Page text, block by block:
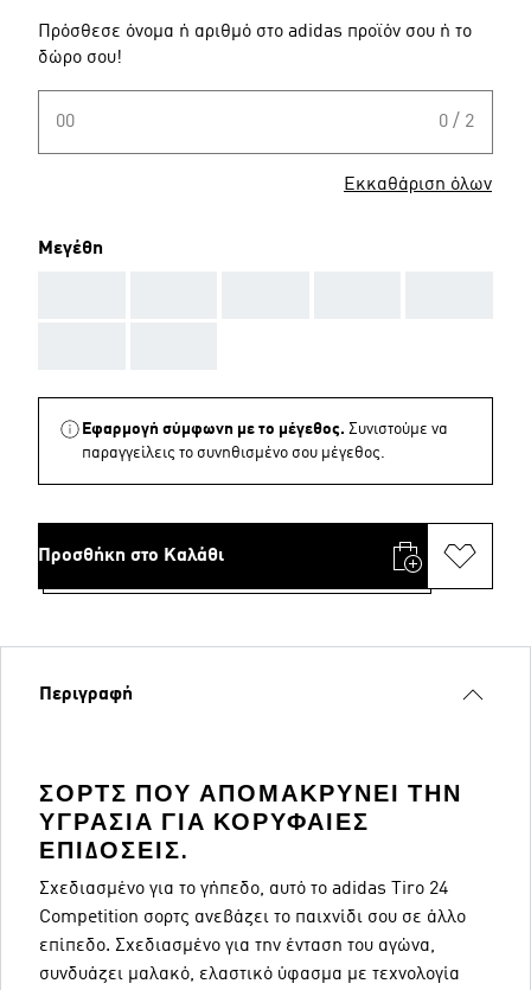
Πρόσθεσε όνομα ή αριθμό στο adidas προϊόν σου ή το
δώρο σου!
00 0 / 2
Εκκαθάριση όλων
Μεγέθη
Εφαρμογή σύμφωνη με το μέγεθος. Συνιστούμε να
παραγγείλεις το συνηθισμένο σου μέγεθος.
Προσθήκη στο Καλάθι
Περιγραφή
ΣΟΡΤΣ ΠΟΥ ΑΠΟΜΑΚΡΎΝΕΙ ΤΗΝ
ΥΓΡΑΣΊΑ ΓΙΑ ΚΟΡΥΦΑΊΕΣ
ΕΠΙΔΌΣΕΙΣ.
Σχεδιασμένο για το γήπεδο, αυτό το adidas Tiro 24
Competition σορτς ανεβάζει το παιχνίδι σου σε άλλο
επίπεδο. Σχεδιασμένο για την ένταση του αγώνα,
συνδυάζει μαλακό, ελαστικό ύφασμα με τεχνολογία